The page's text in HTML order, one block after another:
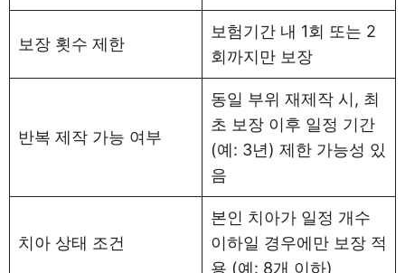
보장 횟수 제한
보험기간 내 1회 또는 2
회까지만 보장
반복 제작 가능 여부
동일 부위 재제작 시, 최
초 보장 이후 일정 기간
(예: 3년) 제한 가능성 있
음
치아 상태 조건
본인 치아가 일정 개수
이하일 경우에만 보장 적
용 (예: 8개 이하)